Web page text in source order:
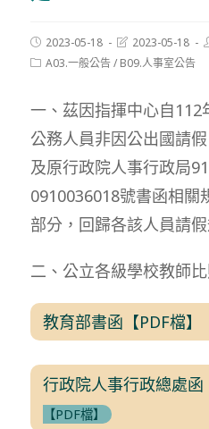
Post
published:
2023-05-18
Post
modified:
2023-05-18
PostA03.一般公告/ B09.人事室公告
一、茲因指揮中心自112
公務人員非因公出國請
及原行政院人事行政局
0910036018號書函相關
部分，回歸各該人員請
二、公立各級學校教師
教育部書函【PDF檔】
行政院人事行政總處函
【PDF檔】